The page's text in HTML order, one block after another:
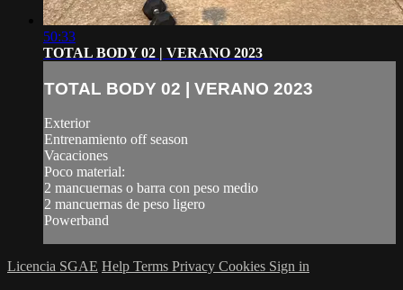
50:33
TOTAL BODY 02 | VERANO 2023
TOTAL BODY 02 | VERANO 2023
Exterior
Entrenamiento off season
Vacaciones
Poco material:
2 mancuernas o barra con peso medio
2 mancuernas de peso ligero
Powerband
Licencia SGAE Help Terms Privacy Cookies Sign in